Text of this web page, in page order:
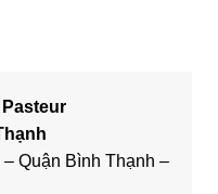
Quận Bình Thạnh –